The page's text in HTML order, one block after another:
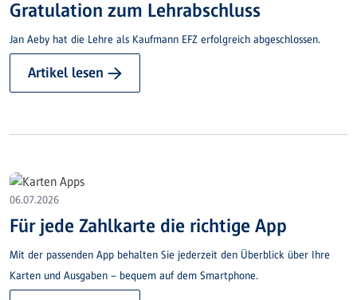
Gratulation zum Lehrabschluss
Jan Aeby hat die Lehre als Kaufmann EFZ erfolgreich abgeschlossen.
Artikel lesen →
06.07.2026
Für jede Zahlkarte die richtige App
Mit der passenden App behalten Sie jederzeit den Überblick über Ihre
Karten und Ausgaben – bequem auf dem Smartphone.